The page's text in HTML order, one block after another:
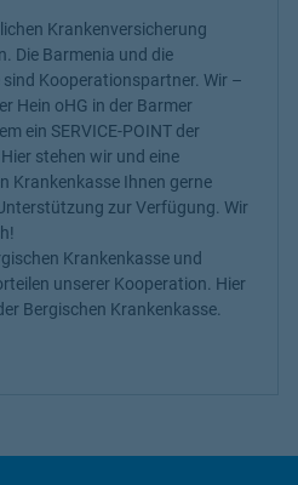
Krankenversicherung
Die Barmenia und die
sind Kooperationspartner. Wir –
Hein oHG in der Barmer
ein SERVICE-POINT der
stehen wir und eine
Krankenkasse Ihnen gerne
zur Verfügung. Wir
Krankenkasse und
unserer Kooperation. Hier
Bergischen Krankenkasse.
in New Tab